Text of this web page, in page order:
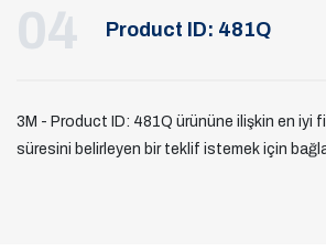
04 Product ID: 481Q
3M - Product ID: 481Q ürününe ilişkin en iyi
süresini belirleyen bir teklif istemek için